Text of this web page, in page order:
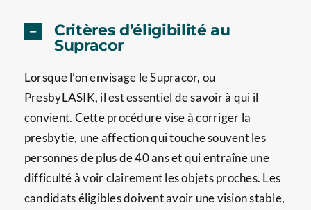
Critères d’éligibilité au
Supracor
Lorsque l’on envisage le Supracor, ou
PresbyLASIK, il est essentiel de savoir à qui il
convient. Cette procédure vise à corriger la
presbytie, une affection qui touche souvent les
personnes de plus de 40 ans et qui entraîne une
difficulté à voir clairement les objets proches. Les
candidats éligibles doivent avoir une vision stable,